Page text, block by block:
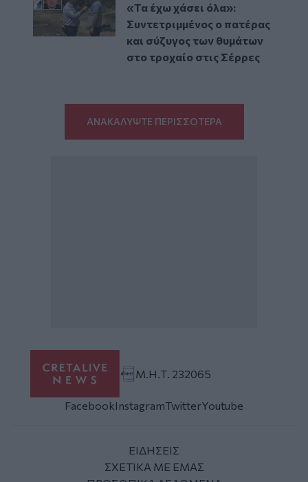
«Τα έχω χάσει όλα»:
Συντετριμμένος ο πατέρας
και σύζυγος των θυμάτων
στο τροχαίο στις Σέρρες
ΑΝΑΚΑΛΥΨΤΕ ΠΕΡΙΣΣΟΤΕΡΑ
Μ.Η.Τ. 232065
FacebookInstagramTwitterYoutube
ΕΙΔΗΣΕΙΣ
ΣΧΕΤΙΚΑ ΜΕ ΕΜΑΣ